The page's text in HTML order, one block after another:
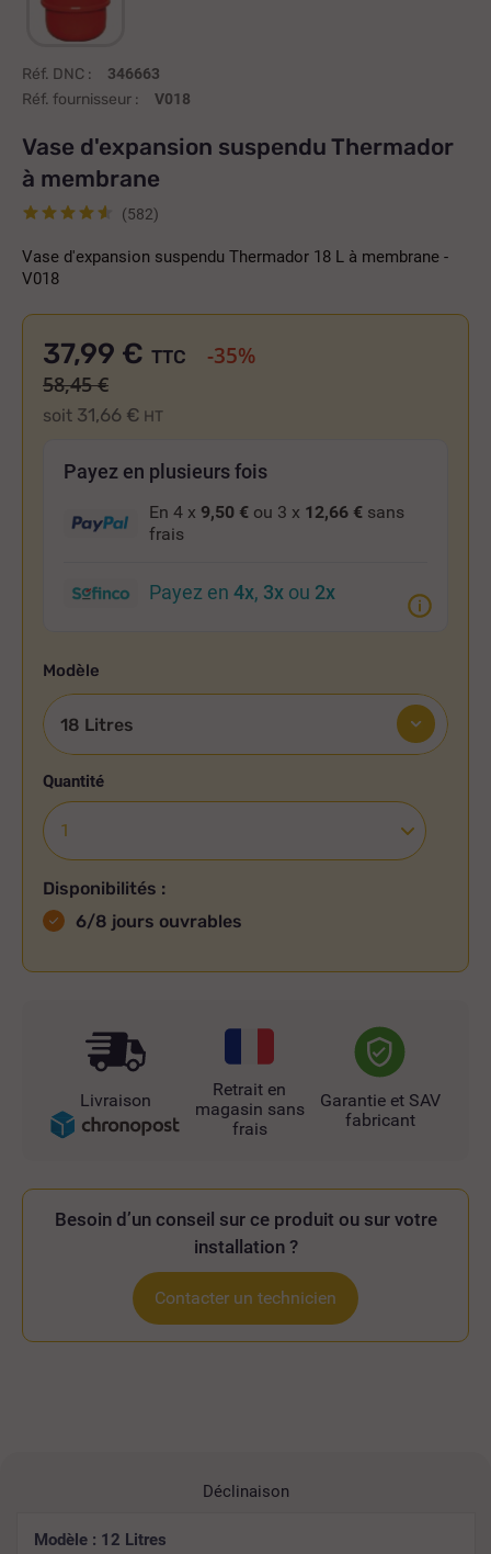
Réf. DNC : 346663
Réf. fournisseur : V018
Vase d'expansion suspendu Thermador
à membrane
(582)
Vase d'expansion suspendu Thermador 18 L à membrane -
V018
37,99 €
soit 31,66 € HT
TTC -35%
58,45 €
Payez en plusieurs fois
En 4 x 9,50 € ou 3 x 12,66 € sans
frais
Payez en 4x, 3x ou 2x
Modèle
Quantité
Disponibilités :
6/8 jours ouvrables
Livraison
Retrait en
magasin sans
frais
Garantie et SAV
fabricant
Besoin d’un conseil sur ce produit ou sur votre
installation ?
Contacter un technicien
Déclinaison
Modèle : 12 Litres